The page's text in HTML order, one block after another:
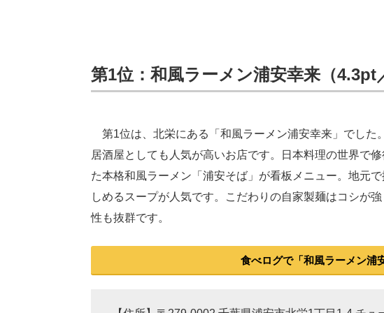
第1位：和風ラーメン浦安幸来（4.3pt
第1位は、北栄にある「和風ラーメン浦安幸来」でした
居酒屋としても人気が高いお店です。日本料理の世界で
た本格和風ラーメン「浦安そば」が看板メニュー。地元
しめるスープが人気です。こだわりの自家製麺はコシが
性も抜群です。
食べログで「和風ラーメン浦